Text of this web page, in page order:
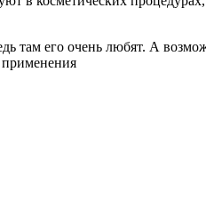
там его очень любят. А
применения